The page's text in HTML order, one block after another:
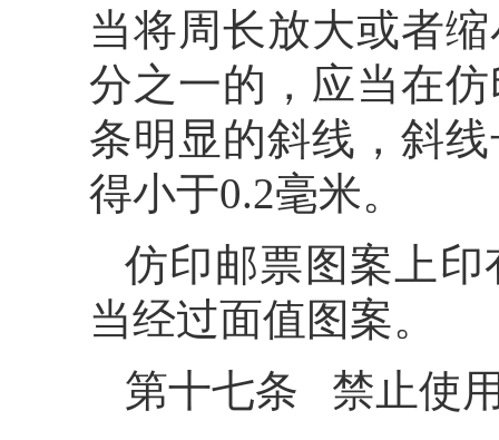
当将周长放大或者
分之一的，应当在
条明显的斜线，斜
得小于0.2毫米。
仿印邮票图案上
当经过面值图案。
第十七条 禁止使